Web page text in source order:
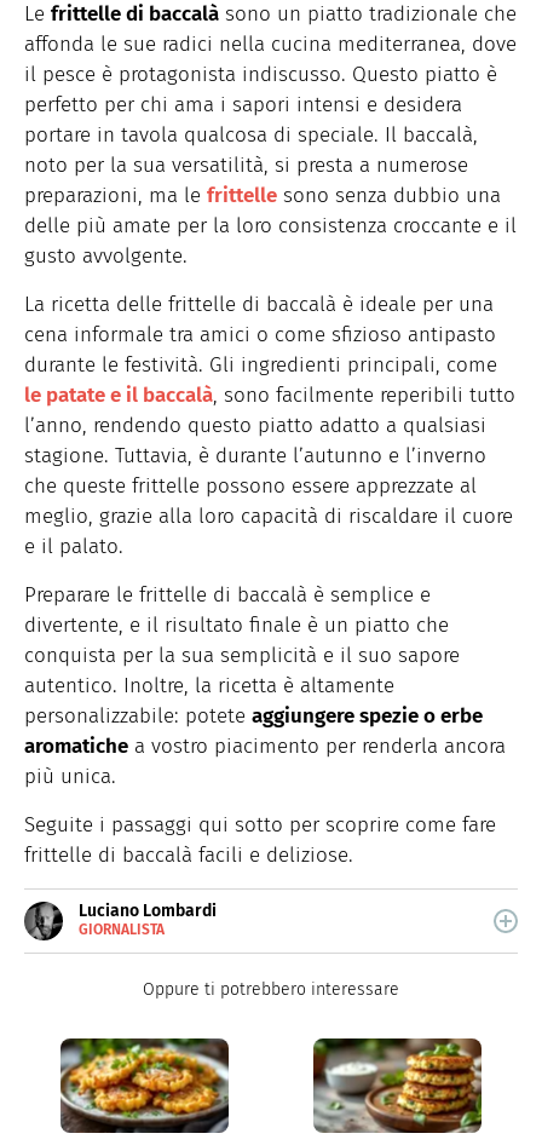
Le frittelle di baccalà sono un piatto tradizionale che
affonda le sue radici nella cucina mediterranea, dove
il pesce è protagonista indiscusso. Questo piatto è
perfetto per chi ama i sapori intensi e desidera
portare in tavola qualcosa di speciale. Il baccalà,
noto per la sua versatilità, si presta a numerose
preparazioni, ma le frittelle sono senza dubbio una
delle più amate per la loro consistenza croccante e il
gusto avvolgente.
La ricetta delle frittelle di baccalà è ideale per una
cena informale tra amici o come sfizioso antipasto
durante le festività. Gli ingredienti principali, come
le patate e il baccalà, sono facilmente reperibili tutto
l’anno, rendendo questo piatto adatto a qualsiasi
stagione. Tuttavia, è durante l’autunno e l’inverno
che queste frittelle possono essere apprezzate al
meglio, grazie alla loro capacità di riscaldare il cuore
e il palato.
Preparare le frittelle di baccalà è semplice e
divertente, e il risultato finale è un piatto che
conquista per la sua semplicità e il suo sapore
autentico. Inoltre, la ricetta è altamente
personalizzabile: potete aggiungere spezie o erbe
aromatiche a vostro piacimento per renderla ancora
più unica.
Seguite i passaggi qui sotto per scoprire come fare
frittelle di baccalà facili e deliziose.
Luciano Lombardi
GIORNALISTA
Giornalista professionista, oggi si occupa
Oppure ti potrebbero interessare